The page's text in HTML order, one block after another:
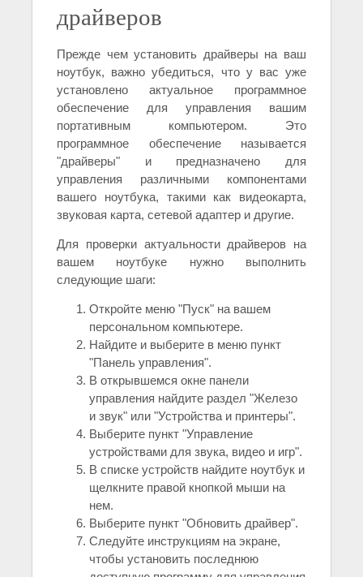
драйверов
Прежде чем установить драйверы на ваш
ноутбук, важно убедиться, что у вас уже
установлено актуальное программное
обеспечение для управления вашим
портативным компьютером. Это
программное обеспечение называется
"драйверы" и предназначено для
управления различными компонентами
вашего ноутбука, такими как видеокарта,
звуковая карта, сетевой адаптер и другие.
Для проверки актуальности драйверов на
вашем ноутбуке нужно выполнить
следующие шаги:
Откройте меню "Пуск" на вашем
персональном компьютере.
Найдите и выберите в меню пункт
"Панель управления".
В открывшемся окне панели
управления найдите раздел "Железо
и звук" или "Устройства и принтеры".
Выберите пункт "Управление
устройствами для звука, видео и игр".
В списке устройств найдите ноутбук и
щелкните правой кнопкой мыши на
нем.
Выберите пункт "Обновить драйвер".
Следуйте инструкциям на экране,
чтобы установить последнюю